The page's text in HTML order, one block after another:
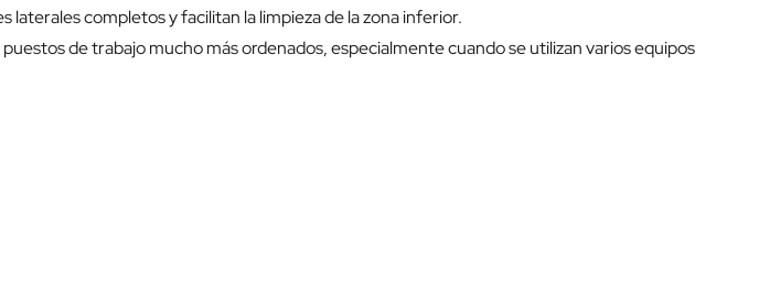
laterales completos y facilitan la limpieza de la zona inferior.
de trabajo mucho más ordenados, especialmente cuando se utilizan varios equipos